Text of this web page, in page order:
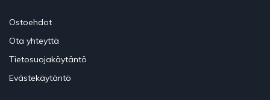
Ostoehdot
Ota yhteyttä
Tietosuojakäytäntö
Evästekäytäntö